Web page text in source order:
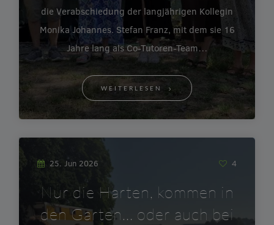
die Verabschiedung der langjährigen Kollegin
Monika Johannes. Stefan Franz, mit dem sie 16
Jahre lang als Co-Tutoren-Team…
WEITERLESEN
25. Jun 2026 4
Nur die Harten, kommen in
den Garten… oder auch bei